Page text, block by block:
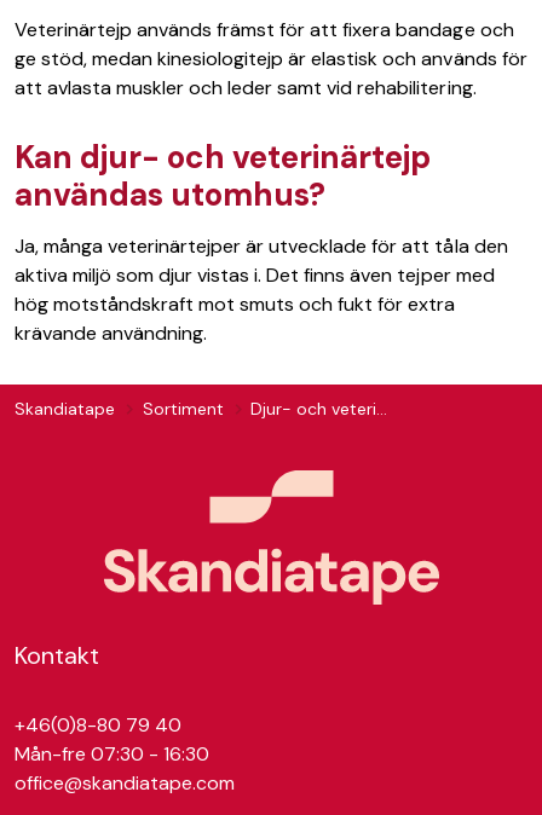
Veterinärtejp används främst för att fixera bandage och
ge stöd, medan kinesiologitejp är elastisk och används för
att avlasta muskler och leder samt vid rehabilitering.
Kan djur- och veterinärtejp
användas utomhus?
Ja, många veterinärtejper är utvecklade för att tåla den
aktiva miljö som djur vistas i. Det finns även tejper med
hög motståndskraft mot smuts och fukt för extra
krävande användning.
Skandiatape Sortiment
Kontakt
+46(0)8-80 79 40
Mån-fre 07:30 - 16:30
office@skandiatape.com